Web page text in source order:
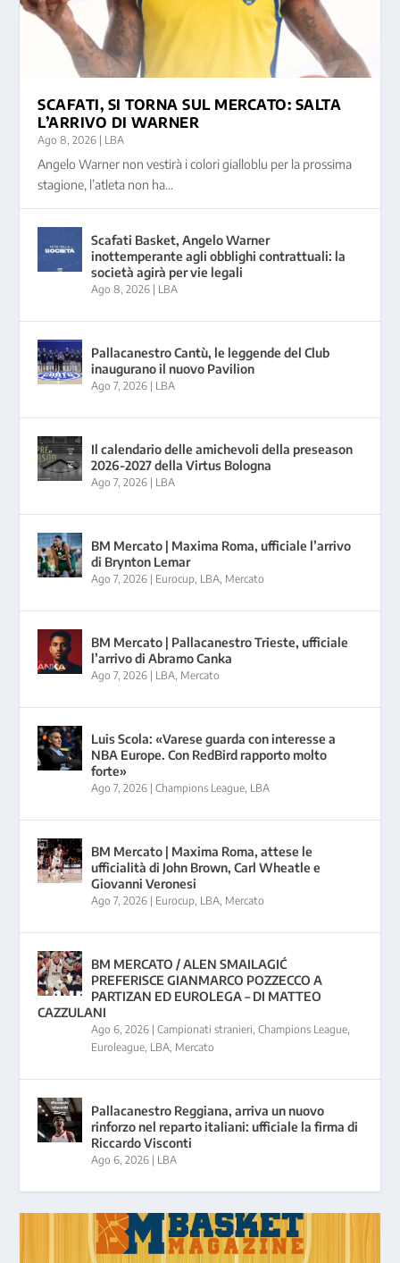
SCAFATI, SI TORNA SUL MERCATO: SALTA
L’ARRIVO DI WARNER
Ago 8, 2026 | LBA
Angelo Warner non vestirà i colori gialloblu per la prossima
stagione, l’atleta non ha...
Scafati Basket, Angelo Warner
inottemperante agli obblighi contrattuali: la
società agirà per vie legali
Ago 8, 2026 | LBA
Pallacanestro Cantù, le leggende del Club
inaugurano il nuovo Pavilion
Ago 7, 2026 | LBA
Il calendario delle amichevoli della preseason
2026-2027 della Virtus Bologna
Ago 7, 2026 | LBA
BM Mercato | Maxima Roma, ufficiale l’arrivo
di Brynton Lemar
Ago 7, 2026 | Eurocup LBA Mercato
BM Mercato | Pallacanestro Trieste, ufficiale
l’arrivo di Abramo Canka
Ago 7, 2026 | LBA Mercato
Luis Scola: «Varese guarda con interesse a
NBA Europe. Con RedBird rapporto molto
forte»
Ago 7, 2026 |Champions League LBA
BM Mercato | Maxima Roma, attese le
ufficialità di John Brown, Carl Wheatle e
Giovanni Veronesi
Ago 7, 2026 | Eurocup LBA Mercato
BM MERCATO / ALEN SMAILAGIĆ
PREFERISCE GIANMARCO POZZECCO A
PARTIZAN ED EUROLEGA – DI MATTEO
CAZZULANI
Ago 6, 2026 |Campionati stranieri ,Champions League
Euroleague LBA Mercato
Pallacanestro Reggiana, arriva un nuovo
rinforzo nel reparto italiani: ufficiale la firma di
Riccardo Visconti
Ago 6, 2026 | LBA